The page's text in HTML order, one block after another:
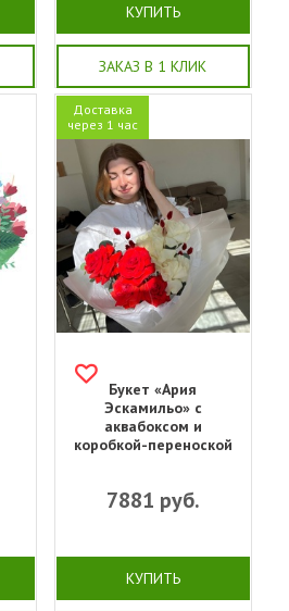
КУПИТЬ
ЗАКАЗ В 1 КЛИК
Доставка
через 1 час
Букет «‎Ария
Эскамильо» с
аквабоксом и
коробкой-переноской
7881 руб.
КУПИТЬ